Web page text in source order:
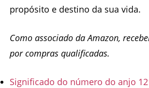
propósito e destino da sua vida.
Como associado da Amazon,
por compras qualificadas.
Significado do número do anjo